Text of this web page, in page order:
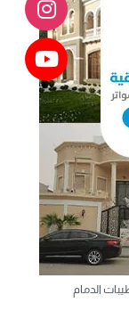
الدمام